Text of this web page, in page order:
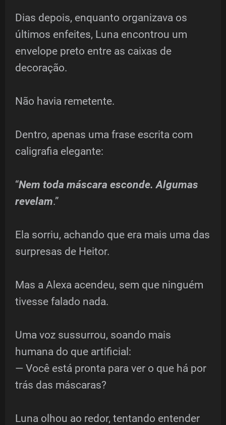
Dias depois, enquanto organizava os
últimos enfeites, Luna encontrou um
envelope preto entre as caixas de
decoração.
Não havia remetente.
Dentro, apenas uma frase escrita com
caligrafia elegante:
“Nem toda máscara esconde. Algumas
revelam.”
Ela sorriu, achando que era mais uma das
surpresas de Heitor.
Mas a Alexa acendeu, sem que ninguém
tivesse falado nada.
Uma voz sussurrou, soando mais
humana do que artificial:
— Você está pronta para ver o que há por
trás das máscaras?
Luna olhou ao redor, tentando entender